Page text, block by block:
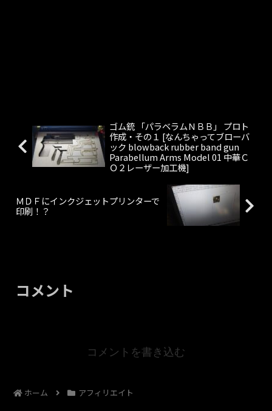
ゴム銃 「パラベラムＮＢＢ」 プロト
作成・その１ [なんちゃってブローバ
ック blowback rubber band gun
Parabellum Arms Model 01 中華Ｃ
Ｏ２レーザー加工機]
ＭＤＦにインクジェットプリンターで
印刷！？
コメント
コメントを書き込む
ホーム アフィリエイト